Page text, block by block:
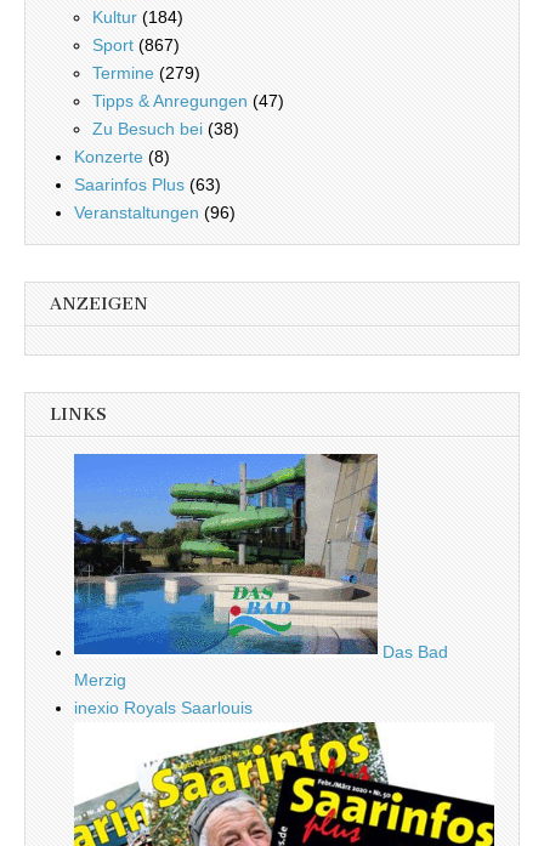
Kultur (184)
Sport (867)
Termine (279)
Tipps & Anregungen (47)
Zu Besuch bei (38)
Konzerte (8)
Saarinfos Plus (63)
Veranstaltungen (96)
ANZEIGEN
LINKS
Das Bad
Merzig
inexio Royals Saarlouis